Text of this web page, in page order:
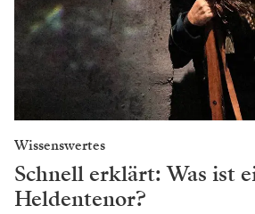
Wissenswertes
Schnell erklärt: Was ist
Heldentenor?